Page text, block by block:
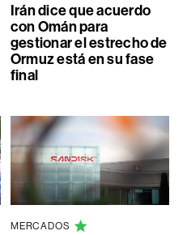
Irán dice que acuerdo
con Omán para
gestionar el estrecho de
Ormuz está en su fase
final
MERCADOS